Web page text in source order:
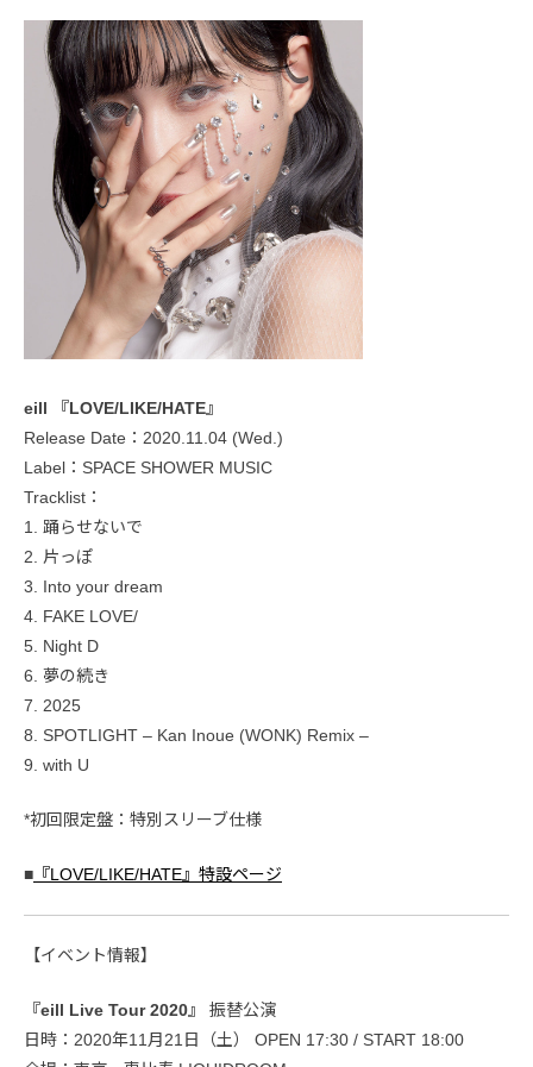
eill 『LOVE/LIKE/HATE』
Release Date：2020.11.04 (Wed.)
Label：SPACE SHOWER MUSIC
Tracklist：
1. 踊らせないで
2. 片っぽ
3. Into your dream
4. FAKE LOVE/
5. Night D
6. 夢の続き
7. 2025
8. SPOTLIGHT – Kan Inoue (WONK) Remix –
9. with U
*初回限定盤：特別スリーブ仕様
■ 『LOVE/LIKE/HATE』特設ページ
【イベント情報】
『eill Live Tour 2020』
振替公演
日時：2020年11月21日（土） OPEN 17:30 / START 18:00